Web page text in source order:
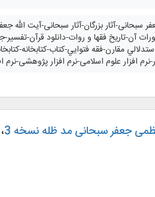
سبحانی-آثار بزرگان-آثار سبحانی-آیت
آن-تاريخ فقها و روات-دانلود قرآن-
مقارن-فقه فتوايي-کتاب-کتابخانه-
نرم افزار علوم اسلامی-نرم افزار پژوهشی-
جعفر سبحانی مد ظله نسخه 3